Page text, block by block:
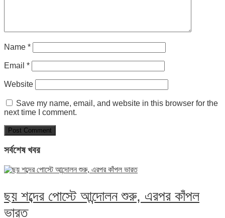
Name *
Email *
Website
Save my name, email, and website in this browser for the
next time I comment.
সর্বশেষ খবর
ছয় শব্দের পোস্টে আন্দোলন শুরু, এরপর কাঁপল
ভারত